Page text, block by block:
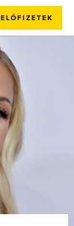
ELŐFIZETEK